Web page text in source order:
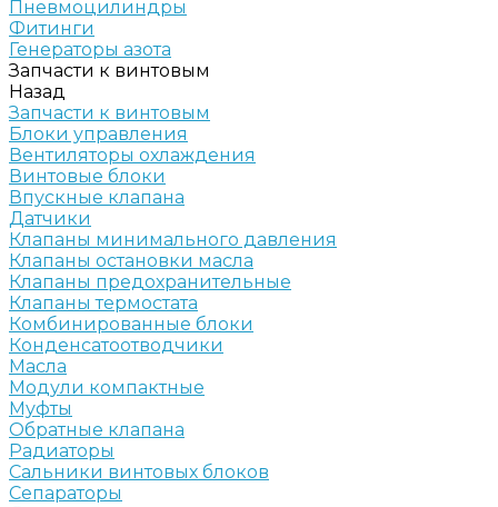
Пневмоцилиндры
Фитинги
Генераторы азота
Запчасти к винтовым
Назад
Запчасти к винтовым
Блоки управления
Вентиляторы охлаждения
Винтовые блоки
Впускные клапана
Датчики
Клапаны минимального давления
Клапаны остановки масла
Клапаны предохранительные
Клапаны термостата
Комбинированные блоки
Конденсатоотводчики
Масла
Модули компактные
Муфты
Обратные клапана
Радиаторы
Сальники винтовых блоков
Сепараторы